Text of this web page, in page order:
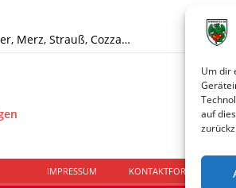
Um dir
auf
Merz, Strauß, Cozza…
IMPRESSUM KONTAKTFORMULAR